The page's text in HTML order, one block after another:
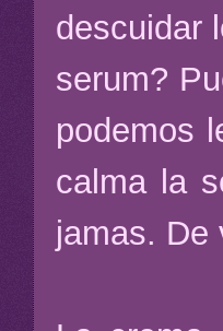
descuidar
serum?
podemos
calma la
jamas. De